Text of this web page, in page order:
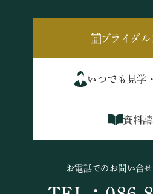
ブライダル
いつでも見学
資料
お電話でのお問い合